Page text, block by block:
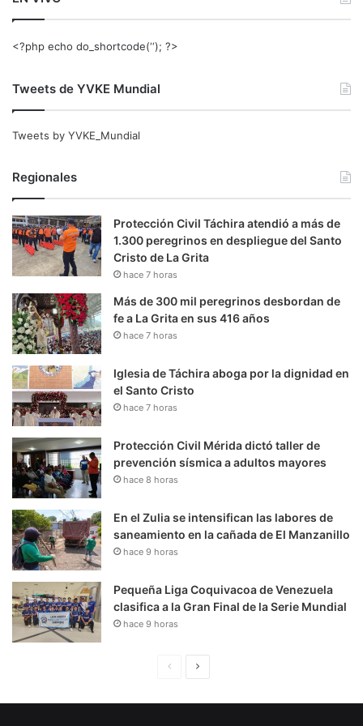
<?php echo do_shortcode(‘‘); ?>
Tweets de YVKE Mundial
Tweets by YVKE_Mundial
Regionales
Protección Civil Táchira atendió a más de
1.300 peregrinos en despliegue del Santo
Cristo de La Grita
hace 7 horas
Más de 300 mil peregrinos desbordan de
fe a La Grita en sus 416 años
hace 7 horas
Iglesia de Táchira aboga por la dignidad en
el Santo Cristo
hace 7 horas
Protección Civil Mérida dictó taller de
prevención sísmica a adultos mayores
hace 8 horas
En el Zulia se intensifican las labores de
saneamiento en la cañada de El Manzanillo
hace 9 horas
Pequeña Liga Coquivacoa de Venezuela
clasifica a la Gran Final de la Serie Mundial
hace 9 horas